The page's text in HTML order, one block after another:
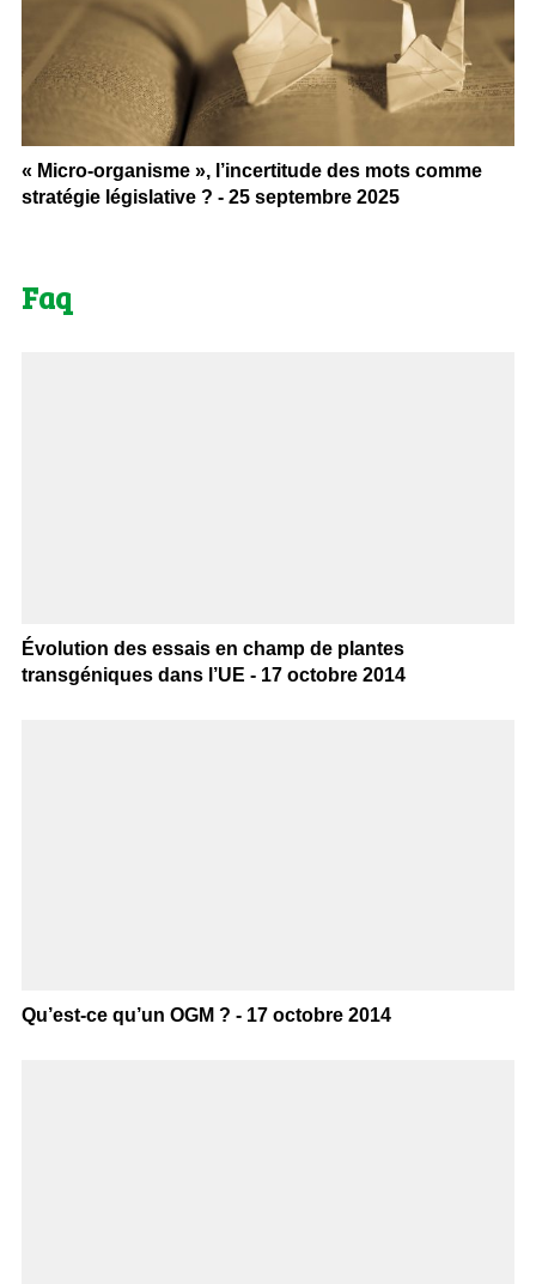
« Micro-organisme », l’incertitude des mots comme
stratégie législative ? - 25 septembre 2025
Faq
Évolution des essais en champ de plantes
transgéniques dans l’UE - 17 octobre 2014
Qu’est-ce qu’un OGM ? - 17 octobre 2014